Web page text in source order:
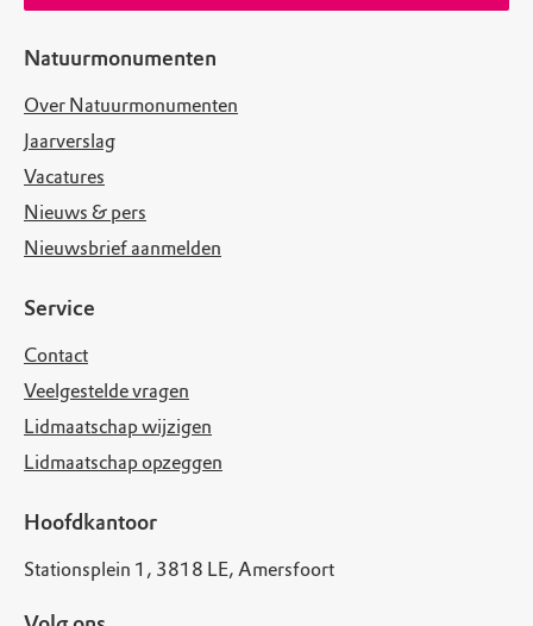
Natuurmonumenten
Over Natuurmonumenten
Jaarverslag
Vacatures
Nieuws & pers
Nieuwsbrief aanmelden
Service
Contact
Veelgestelde vragen
Lidmaatschap wijzigen
Lidmaatschap opzeggen
Hoofdkantoor
Stationsplein 1, 3818 LE, Amersfoort